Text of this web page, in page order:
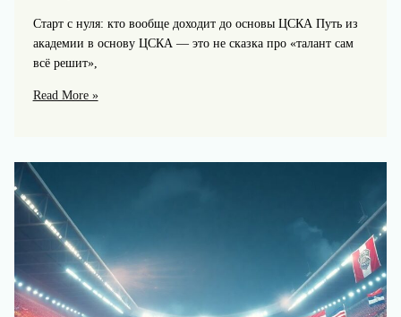
Старт с нуля: кто вообще доходит до основы ЦСКА Путь из
академии в основу ЦСКА — это не сказка про «талант сам
всё решит»,
Путь
воспитанники
академии
ЦСКА
пробиваются
основу
Read More »